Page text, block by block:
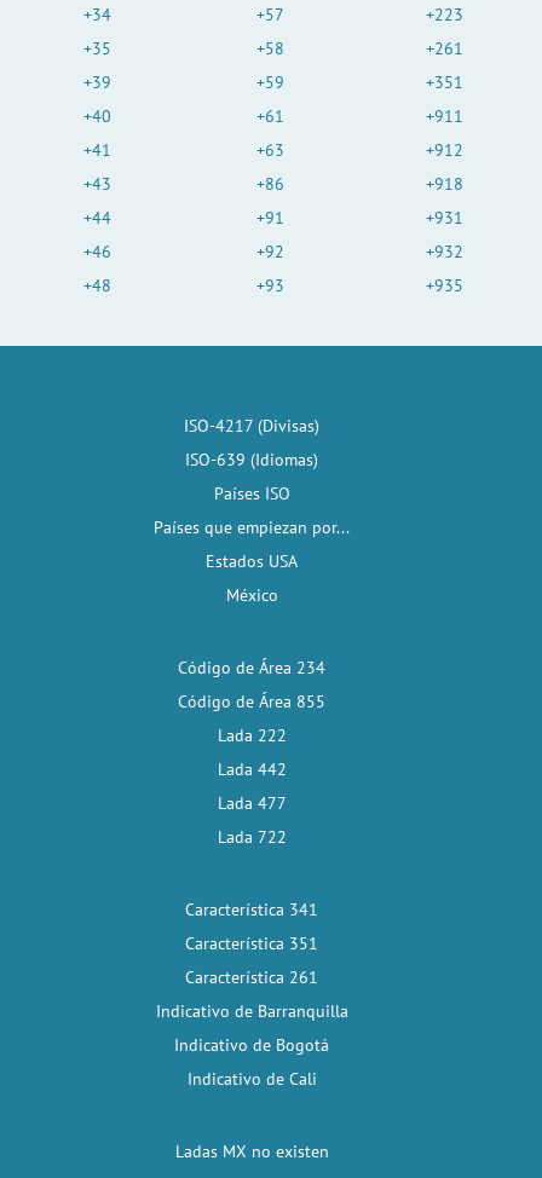
+34
+35
+39
+40
+41
+43
+44
+46
+48
+57
+58
+59
+61
+63
+86
+91
+92
+93
+223
+261
+351
+911
+912
+918
+931
+932
+935
ISO-4217 (Divisas)
ISO-639 (Idiomas)
Países ISO
Países que empiezan por...
Estados USA
México
Código de Área 234
Código de Área 855
Lada 222
Lada 442
Lada 477
Lada 722
Característica 341
Característica 351
Característica 261
Indicativo de Barranquilla
Indicativo de Bogotá
Indicativo de Cali
Ladas MX no existen